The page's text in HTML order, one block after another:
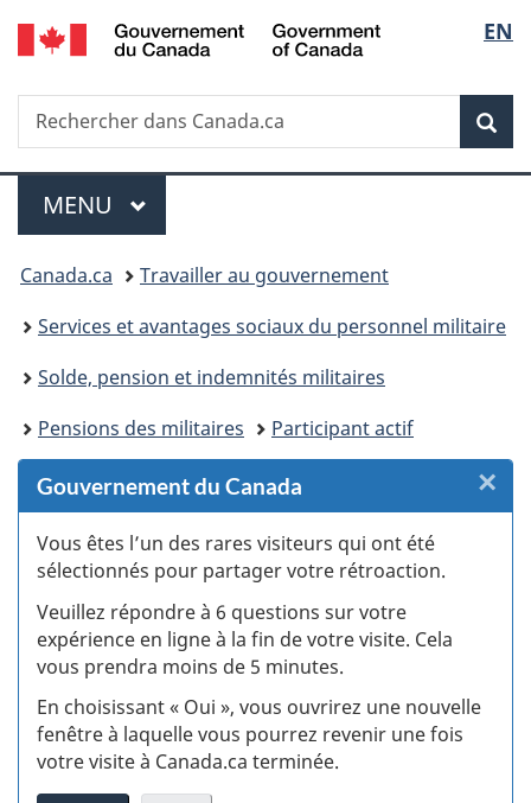
Passer
au
des
Passer
au
principal
Passer
à
Au
du
Passer
à
version
simplifiée
de
la
EN
Recherche
Rechercher
dans
Menu
MENU PRINCIPAL
Vous
êtes
ici :
Canada.ca
Travailler au gouvernement
Services et avantages sociaux du personnel militaire
Solde, pension et indemnités militaires
Pensions des militaires
Participant actif
Gouvernement du Canada
Vous êtes l’un des rares visiteurs qui ont été
sélectionnés pour partager votre rétroaction.
Veuillez répondre à 6 questions sur votre
expérience en ligne à la fin de votre visite. Cela
vous prendra moins de 5 minutes.
En choisissant « Oui », vous ouvrirez une nouvelle
fenêtre à laquelle vous pourrez revenir une fois
votre visite à Canada.ca terminée.
×